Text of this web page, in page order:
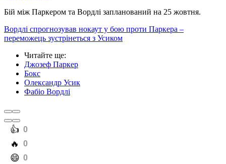
Бій між Паркером та Вордлі запланований на 25 жовтня.
Вордлі спрогнозував нокаут у бою проти Паркера –
переможець зустрінеться з Усиком
Читайте ще:
Джозеф Паркер
Бокс
Олександр Усик
Фабіо Вордлі
️👍 0
️🔥 0
️😄 0